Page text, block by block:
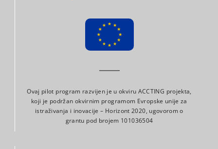
Ovaj pilot program razvijen je u okviru ACCTING projekta,
koji je podržan okvirnim programom Evropske unije za
istraživanja i inovacije – Horizont 2020, ugovorom o
grantu pod brojem 101036504